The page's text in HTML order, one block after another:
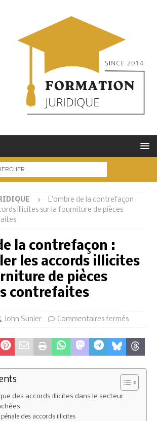
L’ombre de la contrefaçon :
illicites sur la fourniture de pièces
la contrefaçon :
les accords illicites
de pièces
contrefaites
John Sunier Commentaires fermés
des accords illicites dans le secteur
des accords illicites